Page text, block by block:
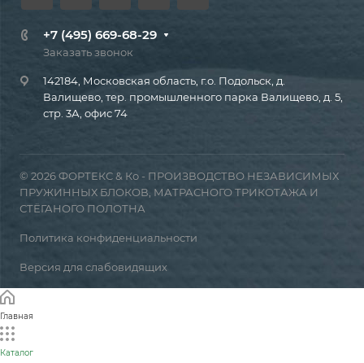
+7 (495) 669-68-29
Заказать звонок
142184, Московская область, г.о. Подольск, д.
Валищево, тер. промышленного парка Валищево, д. 5,
стр. 3А, офис 74
© 2026 ФОРТЕКС & Ко - ПРОИЗВОДСТВО НЕЗАВИСИМЫХ
ПРУЖИННЫХ БЛОКОВ, МАТРАСНОГО ТРИКОТАЖА И
СТЁГАНОГО ПОЛОТНА
Политика конфиденциальности
Версия для слабовидящих
Главная
Каталог